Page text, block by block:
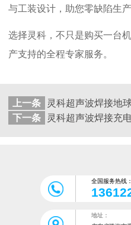
与工装设计，助您零缺陷生
选择灵科，不只是购买一台
产支持的全程专家服务。
上一条
下一条
全国服务热线：
地址：